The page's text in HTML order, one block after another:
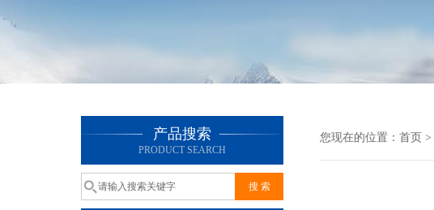
产品搜索
PRODUCT SEARCH
您现在的位置： 首页 >